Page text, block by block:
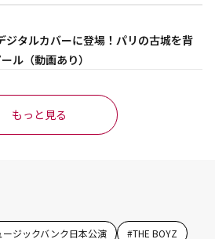
ジタルカバーに登場！パリの古城を背
ル（動画あり）
もっと見る
ージックバンク日本公演 #THE BOYZ